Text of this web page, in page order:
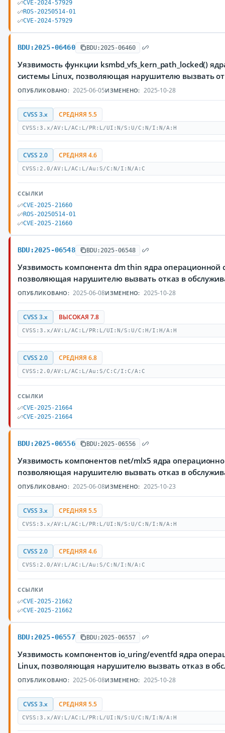
CVE-2024-57929
ROS-20250514-01
CVE-2024-57929
BDU:2025-06460 BDU:2025-06460
Уязвимость функции ksmbd_vfs_kern_path_locked()
системы Linux, позволяющая нарушителю вызвать
ОПУБЛИКОВАНО: 2025-06-05ИЗМЕНЕНО: 2025-10-28
CVSS 3.x СРЕДНЯЯ 5.5
CVSS:3.x/AV:L/AC:L/PR:L/UI:N/S:U/C:N/I:N/A:H
CVSS 2.0 СРЕДНЯЯ 4.6
CVSS:2.0/AV:L/AC:L/Au:S/C:N/I:N/A:C
ССЫЛКИ
CVE-2025-21660
ROS-20250514-01
CVE-2025-21660
BDU:2025-06548 BDU:2025-06548
Уязвимость компонента dm thin ядра операционной
позволяющая нарушителю вызвать отказ в
ОПУБЛИКОВАНО: 2025-06-08ИЗМЕНЕНО: 2025-10-28
CVSS 3.x ВЫСОКАЯ 7.8
CVSS:3.x/AV:L/AC:L/PR:L/UI:N/S:U/C:H/I:H/A:H
CVSS 2.0 СРЕДНЯЯ 6.8
CVSS:2.0/AV:L/AC:L/Au:S/C:C/I:C/A:C
ССЫЛКИ
CVE-2025-21664
CVE-2025-21664
BDU:2025-06556 BDU:2025-06556
Уязвимость компонентов net/mlx5 ядра
позволяющая нарушителю вызвать отказ в
ОПУБЛИКОВАНО: 2025-06-08ИЗМЕНЕНО: 2025-10-23
CVSS 3.x СРЕДНЯЯ 5.5
CVSS:3.x/AV:L/AC:L/PR:L/UI:N/S:U/C:N/I:N/A:H
CVSS 2.0 СРЕДНЯЯ 4.6
CVSS:2.0/AV:L/AC:L/Au:S/C:N/I:N/A:C
ССЫЛКИ
CVE-2025-21662
CVE-2025-21662
BDU:2025-06557 BDU:2025-06557
Уязвимость компонентов io_uring/eventfd ядра
Linux, позволяющая нарушителю вызвать отказ в
ОПУБЛИКОВАНО: 2025-06-08ИЗМЕНЕНО: 2025-10-28
CVSS 3.x СРЕДНЯЯ 5.5
CVSS:3.x/AV:L/AC:L/PR:L/UI:N/S:U/C:N/I:N/A:H